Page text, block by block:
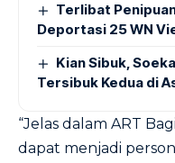
Terlibat
Deportasi 25 WN
Kian Sibuk,
Tersibuk Kedua di
“Jelas dalam ART
dapat menjadi